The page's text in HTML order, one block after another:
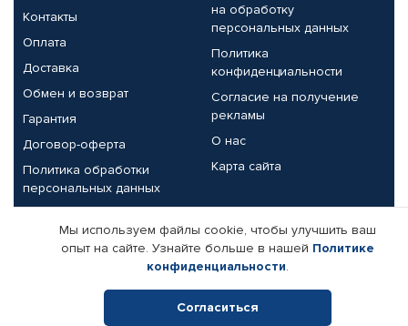
Контакты
Оплата
Доставка
Обмен и возврат
Гарантия
Договор-оферта
Политика обработки
персональных данных
на обработку
персональных данных
Политика
конфиденциальности
Согласие на получение
рекламы
О нас
Карта сайта
Партнерам
Корпоративным клиентам
Поставщикам
Реквизиты компании
Мы используем файлы cookie, чтобы улучшить ваш
опыт на сайте. Узнайте больше в нашей Политике
конфиденциальности.
Согласиться